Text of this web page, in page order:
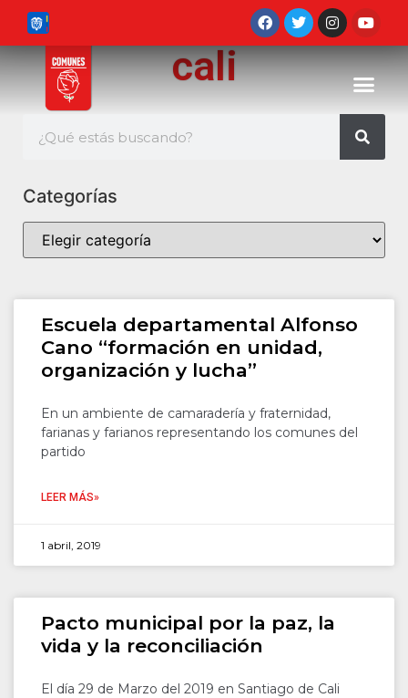
cali
Categorías
Escuela departamental Alfonso
Cano “formación en unidad,
organización y lucha”
En un ambiente de camaradería y fraternidad,
farianas y farianos representando los comunes del
partido
LEER MÁS»
1 abril, 2019
Pacto municipal por la paz, la
vida y la reconciliación
El día 29 de Marzo del 2019 en Santiago de Cali